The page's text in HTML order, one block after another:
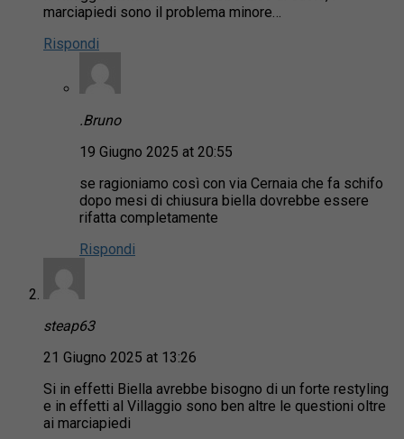
marciapiedi sono il problema minore…
Rispondi
.Bruno
19 Giugno 2025 at 20:55
se ragioniamo così con via Cernaia che fa schifo
dopo mesi di chiusura biella dovrebbe essere
rifatta completamente
Rispondi
steap63
21 Giugno 2025 at 13:26
Si in effetti Biella avrebbe bisogno di un forte restyling
e in effetti al Villaggio sono ben altre le questioni oltre
ai marciapiedi